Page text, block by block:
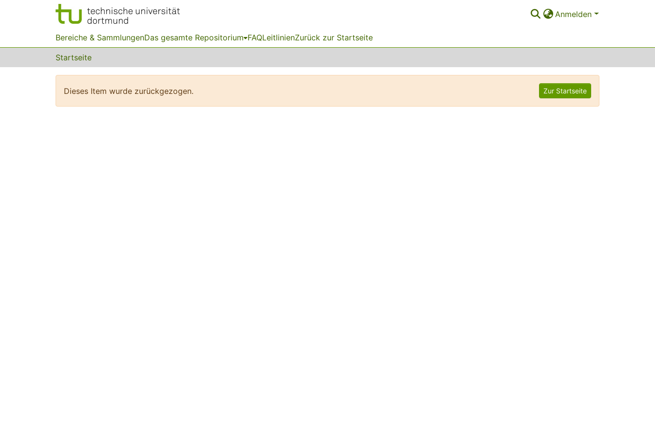
Anmelden
Bereiche & SammlungenDas gesamte Repositorium FAQLeitlinienZurück zur Startseite
Startseite
Dieses Item wurde zurückgezogen. Zur Startseite